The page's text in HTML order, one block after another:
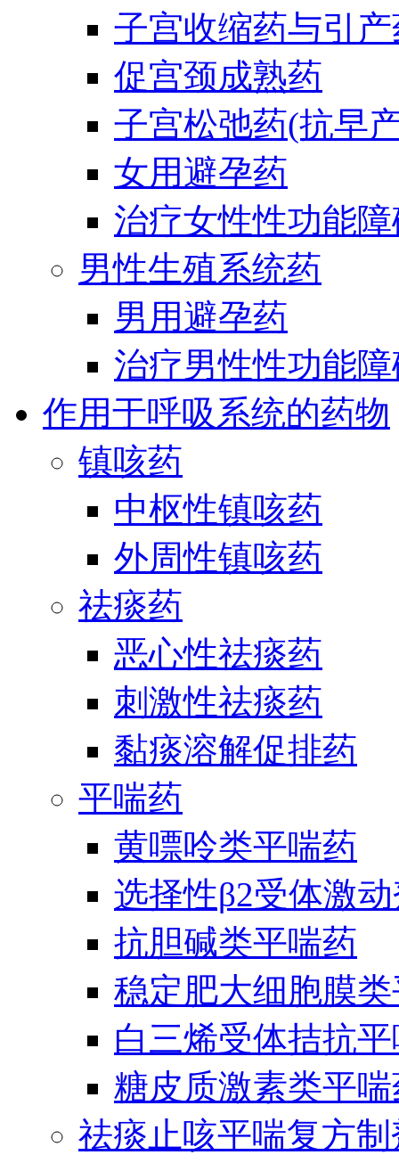
子宫收缩药与引
促宫颈成熟药
子宫松弛药(抗早
女用避孕药
治疗女性性功能
男性生殖系统药
男用避孕药
治疗男性性功能
作用于呼吸系统的药物
镇咳药
中枢性镇咳药
外周性镇咳药
祛痰药
恶心性祛痰药
刺激性祛痰药
黏痰溶解促排药
平喘药
黄嘌呤类平喘药
选择性β2受体激
抗胆碱类平喘药
稳定肥大细胞膜
白三烯受体拮抗
糖皮质激素类平
祛痰止咳平喘复方制